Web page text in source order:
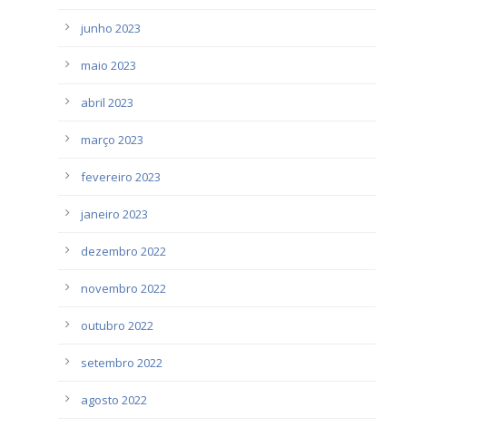
junho 2023
maio 2023
abril 2023
março 2023
fevereiro 2023
janeiro 2023
dezembro 2022
novembro 2022
outubro 2022
setembro 2022
agosto 2022